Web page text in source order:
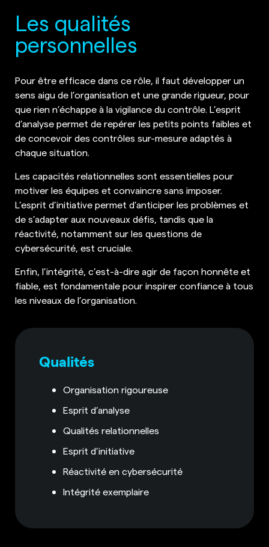
Les qualités
personnelles
Pour être efficace dans ce rôle, il faut développer un
sens aigu de l’organisation et une grande rigueur, pour
que rien n’échappe à la vigilance du contrôle. L’esprit
d’analyse permet de repérer les petits points faibles et
de concevoir des contrôles sur-mesure adaptés à
chaque situation.
Les capacités relationnelles sont essentielles pour
motiver les équipes et convaincre sans imposer.
L’esprit d’initiative permet d’anticiper les problèmes et
de s’adapter aux nouveaux défis, tandis que la
réactivité, notamment sur les questions de
cybersécurité, est cruciale.
Enfin, l’intégrité, c’est-à-dire agir de façon honnête et
fiable, est fondamentale pour inspirer confiance à tous
les niveaux de l’organisation.
Qualités
Organisation rigoureuse
Esprit d’analyse
Qualités relationnelles
Esprit d’initiative
Réactivité en cybersécurité
Intégrité exemplaire